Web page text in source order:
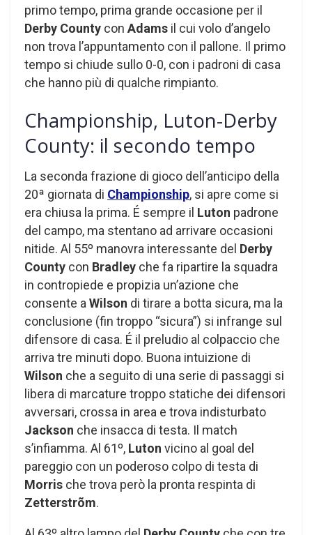
primo tempo, prima grande occasione per il
Derby County con Adams il cui volo d’angelo
non trova l’appuntamento con il pallone. Il primo
tempo si chiude sullo 0-0, con i padroni di casa
che hanno più di qualche rimpianto.
Championship, Luton-Derby
County: il secondo tempo
La seconda frazione di gioco dell’anticipo della
20ª giornata di Championship, si apre come si
era chiusa la prima. É sempre il Luton padrone
del campo, ma stentano ad arrivare occasioni
nitide. Al 55º manovra interessante del Derby
County con Bradley che fa ripartire la squadra
in contropiede e propizia un’azione che
consente aWilson di tirare a botta sicura, ma la
conclusione (fin troppo “sicura”) si infrange sul
difensore di casa. É il preludio al colpaccio che
arriva tre minuti dopo. Buona intuizione di
Wilson che a seguito di una serie di passaggi si
libera di marcature troppo statiche dei difensori
avversari, crossa in area e trova indisturbato
Jackson che insacca di testa. Il match
s’infiamma. Al 61º, Luton vicino al goal del
pareggio con un poderoso colpo di testa di
Morris che trova però la pronta respinta di
Zetterstrõm.